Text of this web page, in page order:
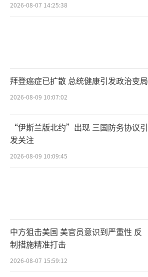
2026-08-07 14:25:38
拜登癌症已扩散 总统健康引发政治变局
2026-08-09 10:07:02
“伊斯兰版北约”出现 三国防务协议引
发关注
2026-08-09 10:09:45
中方狙击美国 美官员意识到严重性 反
制措施精准打击
2026-08-07 15:59:12